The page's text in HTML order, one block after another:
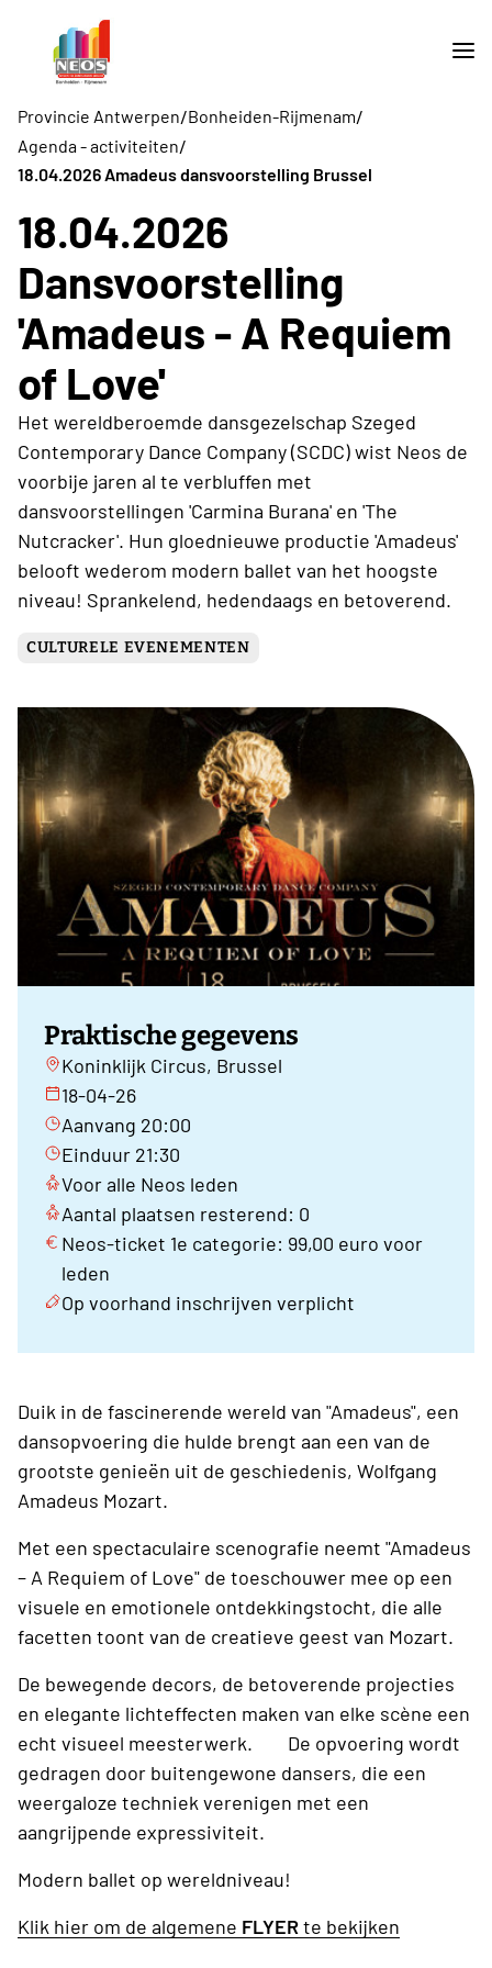
Provincie Antwerpen/Bonheiden-Rijmenam/
Agenda - activiteiten/
18.04.2026 Amadeus dansvoorstelling Brussel
18.04.2026
Dansvoorstelling
'Amadeus - A Requiem
of Love'
Het wereldberoemde dansgezelschap Szeged
Contemporary Dance Company (SCDC) wist Neos de
voorbije jaren al te verbluffen met
dansvoorstellingen 'Carmina Burana' en 'The
Nutcracker'. Hun gloednieuwe productie 'Amadeus'
belooft wederom modern ballet van het hoogste
niveau! Sprankelend, hedendaags en betoverend.
CULTURELE EVENEMENTEN
Praktische gegevens
Koninklijk Circus, Brussel
18-04-26
Aanvang 20:00
Einduur 21:30
Voor alle Neos leden
Aantal plaatsen resterend: 0
Neos-ticket 1e categorie: 99,00 euro voor
leden
Op voorhand inschrijven verplicht
Duik in de fascinerende wereld van "Amadeus", een
dansopvoering die hulde brengt aan een van de
grootste genieën uit de geschiedenis, Wolfgang
Amadeus Mozart.
Met een spectaculaire scenografie neemt "Amadeus
– A Requiem of Love" de toeschouwer mee op een
visuele en emotionele ontdekkingstocht, die alle
facetten toont van de creatieve geest van Mozart.
De bewegende decors, de betoverende projecties
en elegante lichteffecten maken van elke scène een
echt visueel meesterwerk. De opvoering wordt
gedragen door buitengewone dansers, die een
weergaloze techniek verenigen met een
aangrijpende expressiviteit.
Modern ballet op wereldniveau!
Klik hier om de algemene FLYERte bekijken